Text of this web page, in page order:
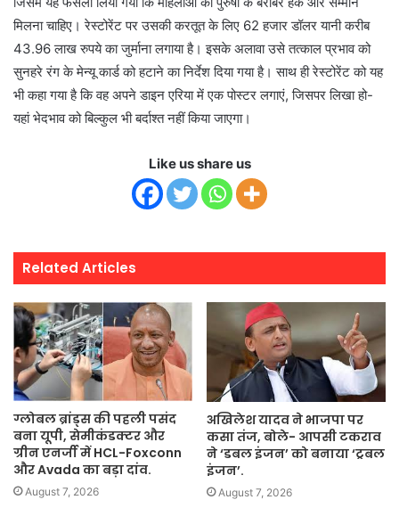
मिलना चाहिए। रेस्टोरेंट पर उसकी करतूत के लिए 62 हजार डॉलर यानी करीब
43.96 लाख रुपये का जुर्माना लगाया है। इसके अलावा उसे तत्काल प्रभाव को
सुनहरे रंग के मेन्यू कार्ड को हटाने का निर्देश दिया गया है। साथ ही रेस्टोरेंट को यह
भी कहा गया है कि वह अपने डाइन एरिया में एक पोस्टर लगाएं, जिसपर लिखा हो-
यहां भेदभाव को बिल्कुल भी बर्दाश्त नहीं किया जाएगा।
Like us share us
Related Articles
ग्लोबल ब्रांड्स की पहली पसंद
बना यूपी, सेमीकंडक्टर और
ग्रीन एनर्जी में HCL-Foxconn
और Avada का बड़ा दांव.
August 7, 2026
अखिलेश यादव ने भाजपा पर
कसा तंज, बोले- आपसी टकराव
ने ‘डबल इंजन’ को बनाया ‘ट्रबल
इंजन’.
August 7, 2026